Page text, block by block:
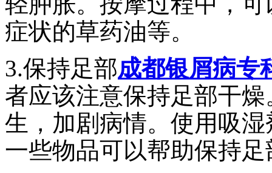
症状的草药油等。
3.保持足部成都银屑病专
者应该注意保持足部干
生，加剧病情。使用吸
一些物品可以帮助保持